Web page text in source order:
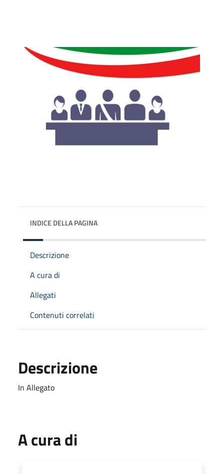
INDICE DELLA PAGINA
Descrizione
A cura di
Allegati
Contenuti correlati
Descrizione
In Allegato
A cura di